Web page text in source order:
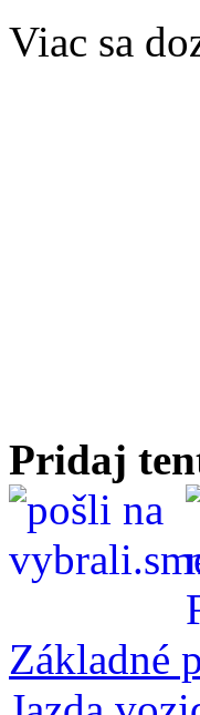
Viac sa
Pridaj
Základné